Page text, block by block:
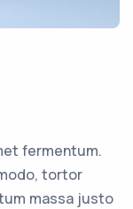
fermentum.
tortor
massa justo